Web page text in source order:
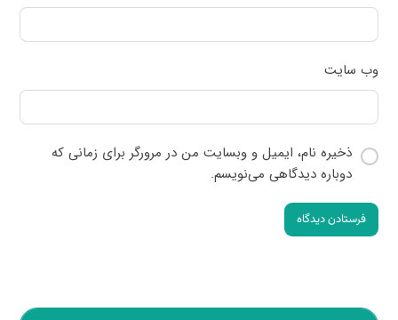
وب‌ سایت
ذخیره نام، ایمیل و وبسایت من در مرورگر برای زمانی که
دوباره دیدگاهی می‌نویسم.
فرستادن دیدگاه